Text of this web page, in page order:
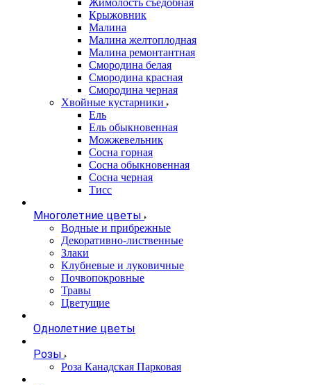
Жимолость съедобная
Крыжовник
Малина
Малина желтоплодная
Малина ремонтантная
Смородина белая
Смородина красная
Смородина черная
Хвойные кустарники
Ель
Ель обыкновенная
Можжевельник
Сосна горная
Сосна обыкновенная
Сосна черная
Тисс
Многолетние цветы
Водные и прибрежные
Декоративно-лиственные
Злаки
Клубневые и луковичные
Почвопокровные
Травы
Цветущие
Однолетние цветы
Розы
Роза Канадская Парковая